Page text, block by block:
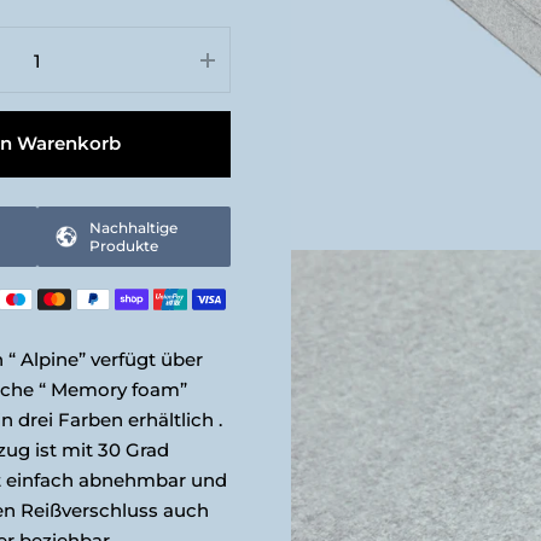
Warenkorb
Nachhaltige
Produkte
Alpine” verfügt über
“ Memory foam”
drei Farben erhältlich .
ist mit 30 Grad
abnehmbar und
Reißverschluss auch